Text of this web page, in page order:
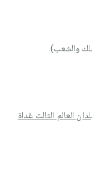
العالم الثالث غداة